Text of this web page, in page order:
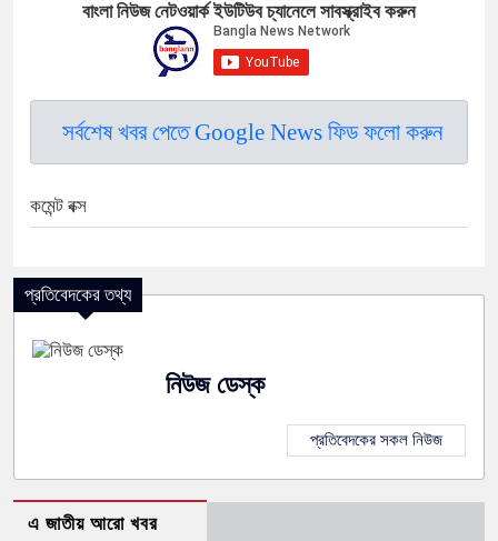
বাংলা নিউজ নেটওয়ার্ক ইউটিউব চ্যানেলে সাবস্ক্রাইব করুন
সর্বশেষ খবর পেতে Google News ফিড ফলো করুন
কমেন্ট বক্স
প্রতিবেদকের তথ্য
নিউজ ডেস্ক
প্রতিবেদকের সকল নিউজ
এ জাতীয় আরো খবর